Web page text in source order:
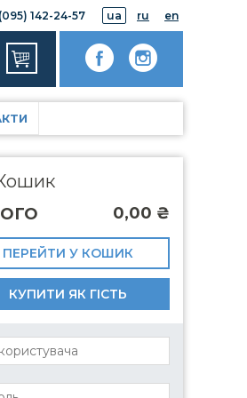
(095) 142-24-57 ua ru en
0,00 ₴
ПЕРЕЙТИ У КОШИК
КУПИТИ ЯК ГІСТЬ